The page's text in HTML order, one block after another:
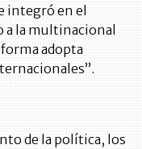
integró en el
a la multinacional
adopta
de la política, los